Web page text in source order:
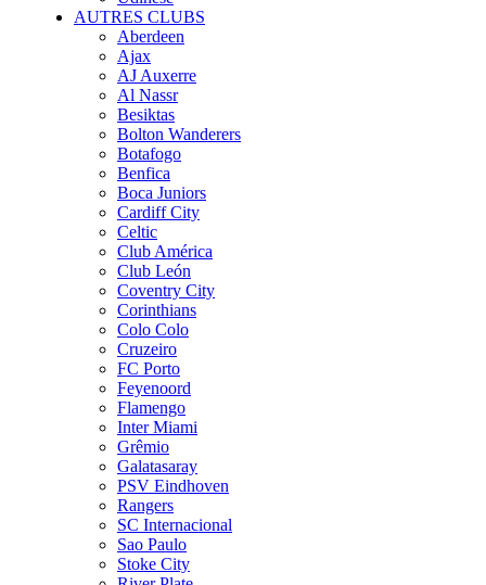
AUTRES CLUBS
Aberdeen
Ajax
AJ Auxerre
Al Nassr
Besiktas
Bolton Wanderers
Botafogo
Benfica
Boca Juniors
Cardiff City
Celtic
Club América
Club León
Coventry City
Corinthians
Colo Colo
Cruzeiro
FC Porto
Feyenoord
Flamengo
Inter Miami
Grêmio
Galatasaray
PSV Eindhoven
Rangers
SC Internacional
Sao Paulo
Stoke City